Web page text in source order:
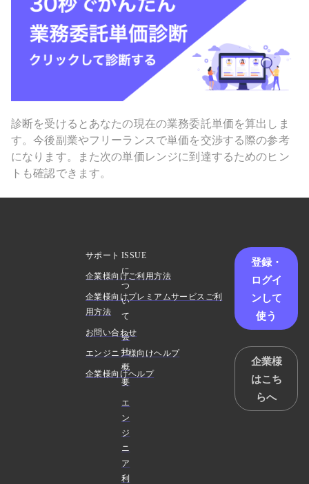
診断を受けるとあなたの現在の業務委託単価を算出しま
す。今後副業やフリーランスで単価を交渉する際の参考
になります。また次の単価レンジに到達するためのヒン
トも確認できます。
ISSUE
に
つ
い
て
会
社
概
要
エ
ン
ジ
ニ
ア
利
サポート
企業様向けご利用方法
企業様向けプレミアムサービスご利
用方法
お問い合わせ
エンジニア様向けヘルプ
企業様向けヘルプ
登録・
ログイ
ンして
使う
企業様
はこち
らへ